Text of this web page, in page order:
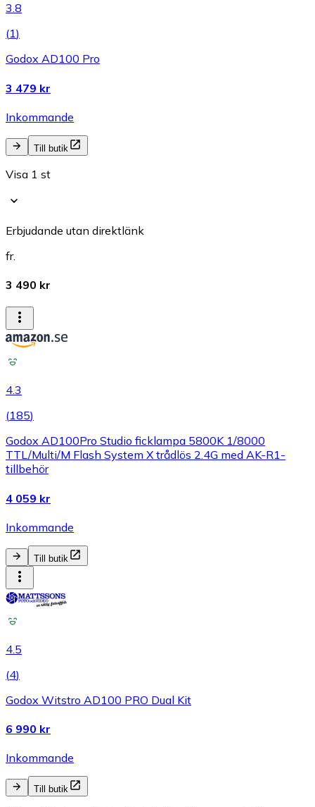
3.8
(1)
Godox AD100 Pro
3 479 kr
Inkommande
Till butik
Visa 1 st
Erbjudande utan direktlänk
fr.
3 490 kr
4.3
(185)
Godox AD100Pro Studio ficklampa 5800K 1/8000
TTL/Multi/M Flash System X trådlös 2.4G med AK-R1-
tillbehör
4 059 kr
Inkommande
Till butik
4.5
(4)
Godox Witstro AD100 PRO Dual Kit
6 990 kr
Inkommande
Till butik